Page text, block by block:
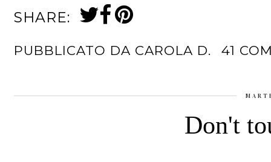
SHARE:
PUBBLICATO DA CAROLA D. 41
Don't